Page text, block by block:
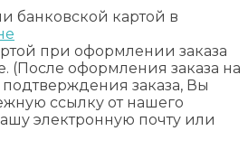
банковской картой в
при оформлении заказа
(После оформления заказа на
заказа, Вы
ссылку от нашего
электронную почту или